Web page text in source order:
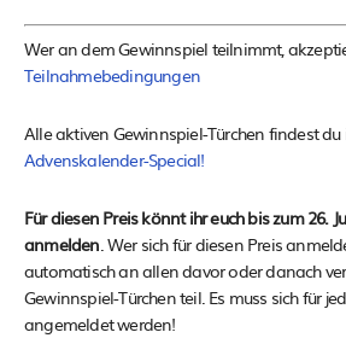
Wer an dem Gewinnspiel teilnimmt,
Teilnahmebedingungen
Alle aktiven Gewinnspiel-Türchen findest
Advenskalender-Special!
Für diesen Preis könnt ihr euch bis zum 26.
anmelden. Wer sich für diesen Preis
automatisch an allen davor oder danach
Gewinnspiel-Türchen teil. Es muss sich für
angemeldet werden!